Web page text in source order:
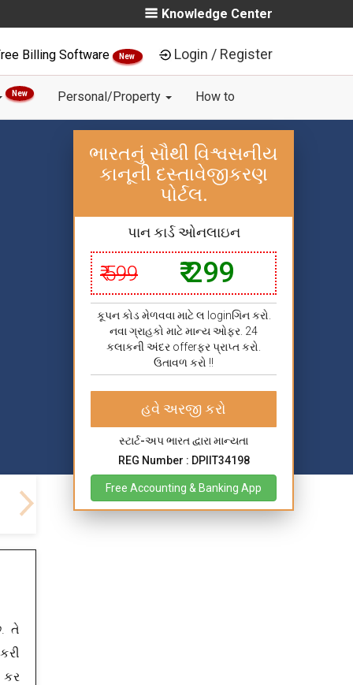
Knowledge Center
Billing Software New Login / Register
New Personal/Property How to
ભારતનું સૌથી વિશ્વસનીય
કાનૂની દસ્તાવેજીકરણ
પોર્ટલ.
પાન કાર્ડ ઓનલાઇન
₹ 599 ₹ 299
કૂપન કોડ મેળવવા માટે લ loginગિન કરો.
નવા ગ્રાહકો માટે માન્ય ઓફર. 24
કલાકની અંદર offerફર પ્રાપ્ત કરો.
ઉતાવળ કરો !!
હવે અરજી કરો
સ્ટાર્ટ-અપ ભારત દ્વારા માન્યતા
REG Number : DPIIT34198
Free Accounting & Banking App
તે